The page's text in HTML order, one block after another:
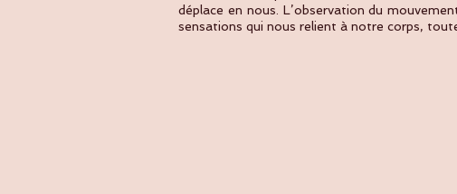
déplace en nous. L’observation du
sensations qui nous relient à notre corps,